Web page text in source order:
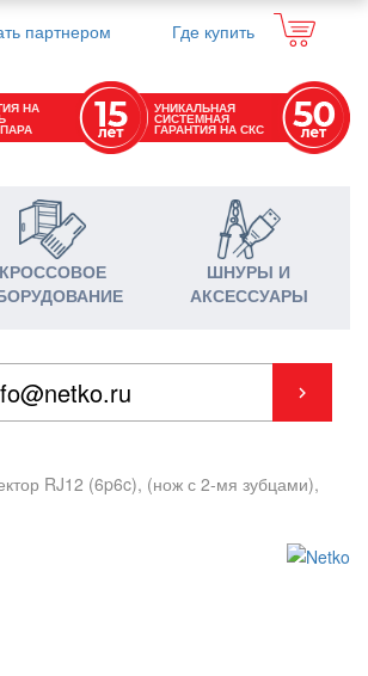
партнером Где купить
НА УНИКАЛЬНАЯ
СИСТЕМНАЯ
ГАРАНТИЯ НА СКС
КРОССОВОЕ
ШНУРЫ И
АКСЕССУАРЫ
RJ12 (6p6c), (нож с 2-мя зубцами),